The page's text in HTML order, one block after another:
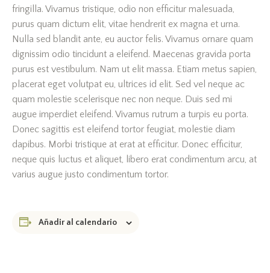
fringilla. Vivamus tristique, odio non efficitur malesuada,
purus quam dictum elit, vitae hendrerit ex magna et urna.
Nulla sed blandit ante, eu auctor felis. Vivamus ornare quam
dignissim odio tincidunt a eleifend. Maecenas gravida porta
purus est vestibulum. Nam ut elit massa. Etiam metus sapien,
placerat eget volutpat eu, ultrices id elit. Sed vel neque ac
quam molestie scelerisque nec non neque. Duis sed mi
augue imperdiet eleifend. Vivamus rutrum a turpis eu porta.
Donec sagittis est eleifend tortor feugiat, molestie diam
dapibus. Morbi tristique at erat at efficitur. Donec efficitur,
neque quis luctus et aliquet, libero erat condimentum arcu, at
varius augue justo condimentum tortor.
Añadir al calendario